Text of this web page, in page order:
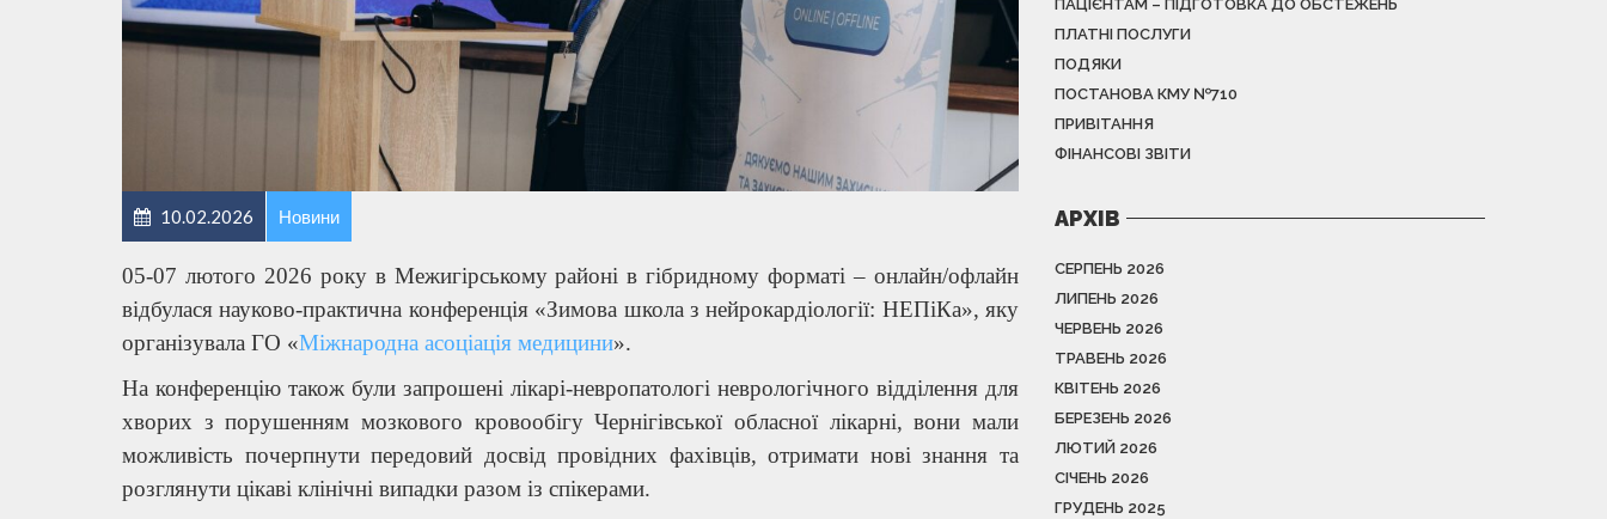
10.02.2026 Новини
05-07 лютого 2026 року в Межигірському районі в гібридному форматі – онлайн/офлайн
відбулася науково-практична конференція «Зимова школа з нейрокардіології: НЕПіКа», яку
організувала ГО «Міжнародна асоціація медицини».
На конференцію також були запрошені лікарі-невропатологі неврологічного відділення для
хворих з порушенням мозкового кровообігу Чернігівської обласної лікарні, вони мали
можливість почерпнути передовий досвід провідних фахівців, отримати нові знання та
розглянути цікаві клінічні випадки разом із спікерами.
ПАЦІЄНТАМ – ПІДГОТОВКА ДО ОБСТЕЖЕНЬ
ПЛАТНІ ПОСЛУГИ
ПОДЯКИ
ПОСТАНОВА КМУ №710
ПРИВІТАННЯ
ФІНАНСОВІ ЗВІТИ
АРХІВ
СЕРПЕНЬ 2026
ЛИПЕНЬ 2026
ЧЕРВЕНЬ 2026
ТРАВЕНЬ 2026
КВІТЕНЬ 2026
БЕРЕЗЕНЬ 2026
ЛЮТИЙ 2026
СІЧЕНЬ 2026
ГРУДЕНЬ 2025